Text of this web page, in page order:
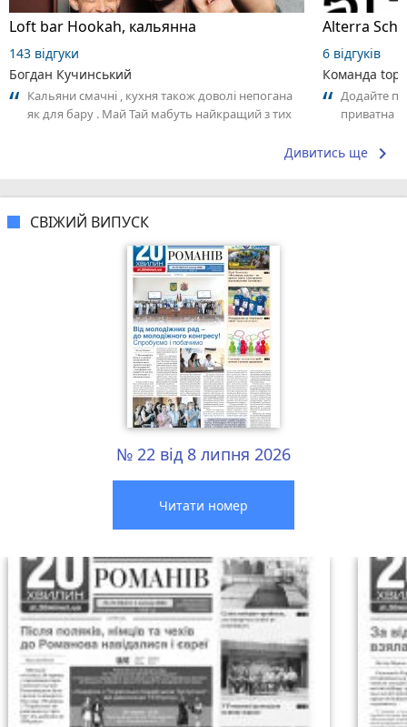
Loft bar Hookah, кальянна
143 відгуки
Богдан Кучинський
Кальяни смачні , кухня також доволі непогана
як для бару . Май Тай мабуть найкращий з тих
6 відгуків
Команда
Додайте
приватна
Дивитись ще keyboard_arrow_right
СВІЖИЙ ВИПУСК
№ 22 від 8 липня 2026
Читати номер